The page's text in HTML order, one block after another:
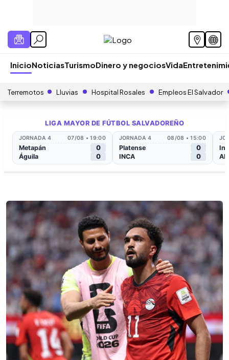
InicioNoticiasTurismoDinero y negociosVida
Terremotos Lluvias Hospital Rosales Empleos El Salvador